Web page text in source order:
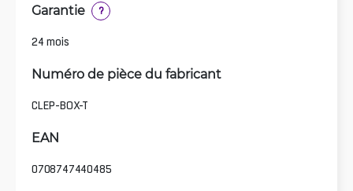
Garantie ?
24 mois
Numéro de pièce du fabricant
CLEP-BOX-T
EAN
0708747440485